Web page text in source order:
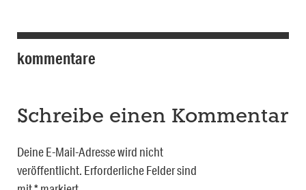
kommentare
Schreibe einen Kommentar
Deine E-Mail-Adresse wird nicht
veröffentlicht. Erforderliche Felder sind